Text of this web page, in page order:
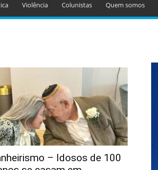
Violência Colunistas Quem somos
– Idosos de 100